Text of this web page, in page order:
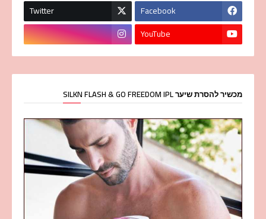
Facebook
Twitter
YouTube
מכשיר להסרת שיער SILKN FLASH & GO FREEDOM IPL